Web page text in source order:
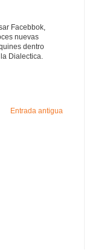
Facebbok,
nuevas
dentro
Dialectica.
Entrada antigua